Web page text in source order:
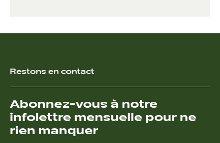
Restons en contact
Abonnez-vous à notre
infolettre mensuelle pour ne
rien manquer